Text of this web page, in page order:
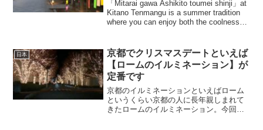
「Mitarai gawa Ashikito toumei shinji」at
Kitano Tenmangu is a summer tradition
where you can enjoy both the coolness
日本
京都でクリスマスデートといえば
【ロームのイルミネーション】が
定番です
京都のイルミネーションといえばローム
というくらい京都の人に長年親しまれて
きたロームのイルミネーション。今回は